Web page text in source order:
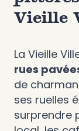
Vieille
La Vieille
rues
de
ses ruelles
surprendre